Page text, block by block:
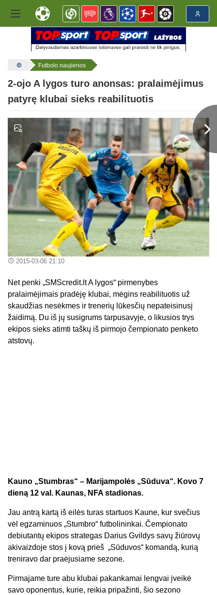
Futbolo naujienos
2-ojo A lygos turo anonsas: pralaimėjimus
patyrę klubai sieks reabilituotis
2015-03-06 21:10
Net penki „SMScredit.lt A lygos“ pirmenybes
pralaimėjimais pradėję klubai, mėgins reabilituotis už
skaudžias nesėkmes ir trenerių lūkesčių nepateisinusį
žaidimą. Du iš jų susigrums tarpusavyje, o likusios trys
ekipos sieks atimti taškų iš pirmojo čempionato penketo
atstovų.
Kauno „Stumbras“ – Marijampolės „Sūduva“. Kovo 7
dieną 12 val. Kaunas, NFA stadionas.
Jau antrą kartą iš eilės turas startuos Kaune, kur svečius
vėl egzaminuos „Stumbro“ futbolininkai. Čempionato
debiutantų ekipos strategas Darius Gvildys savų žiūrovų
akivaizdoje stos į kovą prieš „Sūduvos“ komandą, kurią
treniravo dar praėjusiame sezone.
Pirmajame ture abu klubai pakankamai lengvai įveikė
savo oponentus, kurie, reikia pripažinti, šio sezono